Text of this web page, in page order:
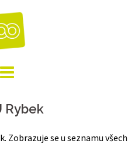
Rybek
Zobrazuje se u seznamu všech